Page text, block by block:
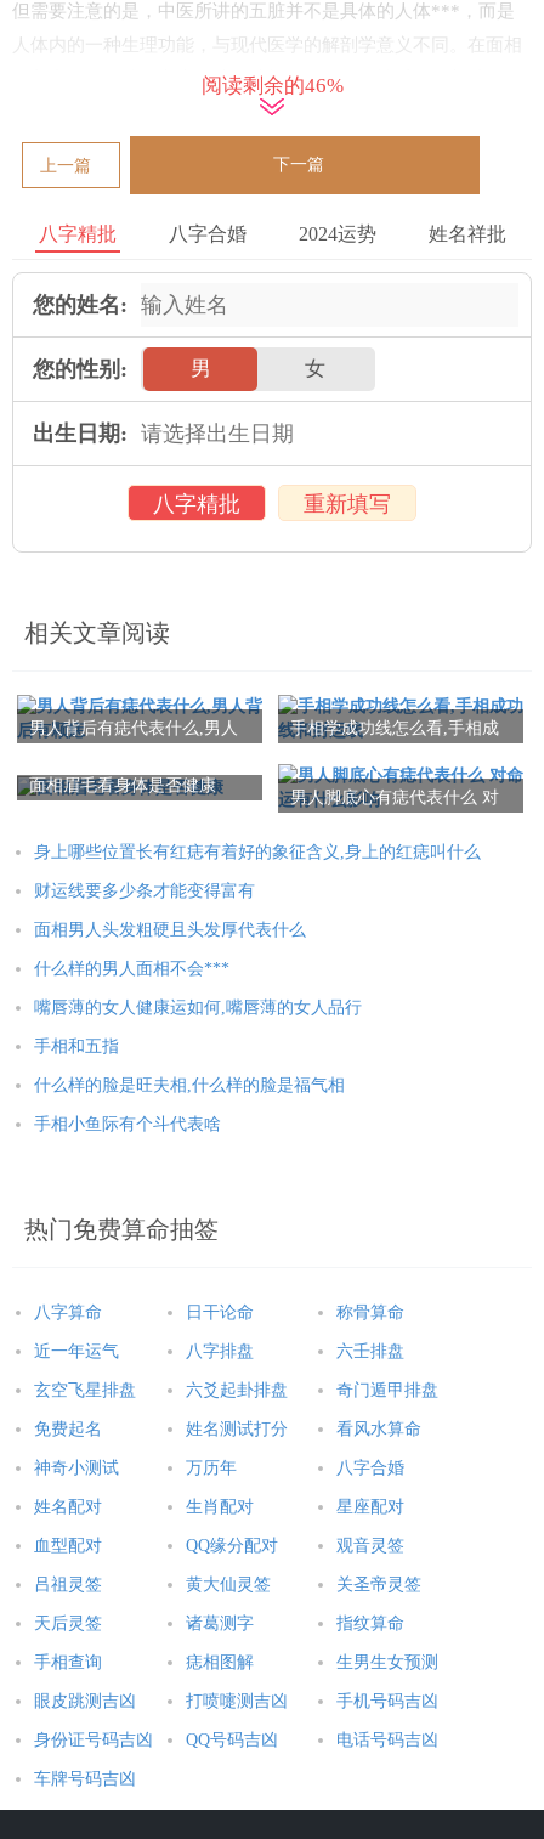
但需要注意的是，中医所讲的五脏并不是具体的人体***，而是
人体内的一种生理功能，与现代医学的解剖学意义不同。在面相
诊断中，需要综合考虑五脏的功能、五行的属性以及面相特征，
面相特征与五星六曜决断
重要手段之一。五星是指金、木、水、火、土五行的星形表现，
征，可以用五星六曜的阴阳平衡原则来进行针灸、按摩、药物治
疗等等，以达到治疗效果。
比如，脸色检查是面相五星六曜决断中的一种重要手段。脸色特
征的变化可以直接反应出人的身体状况和精神状况。健康脸色应
现了问题。而如果面色发黄，就说明肝部的功能异常等。中医可
除了脸色检查之外，面相五星六曜决断还可以通过舌苔、眼底血
特征都反映出了人体内在的阴阳失衡和疾病的具体病理过程。
结语
面相五星六曜和五星六曜决断是中医诊断方法中的重要手段，也
但需要注意的是，在进行面相诊断时，需要结合具体的病历，以
及其他检查手段，以达到更准确的诊断结果。
和科技的发展，探索出更加科学的医疗诊疗方法，更好地造福人
民。
阅读剩余的46%
上一篇 下一篇
八字精批 八字合婚 2024运势 姓名祥批
您的姓名:
您的性别: 男 女
出生日期:
八字精批 重新填写
相关文章阅读
男人背后有痣代表什么,男人
手相学成功线怎么看,手相成
面相眉毛看身体是否健康
男人脚底心有痣代表什么 对
身上哪些位置长有红痣有着好的象征含义,身上的红痣叫什么
财运线要多少条才能变得富有
面相男人头发粗硬且头发厚代表什么
什么样的男人面相不会***
嘴唇薄的女人健康运如何,嘴唇薄的女人品行
手相和五指
什么样的脸是旺夫相,什么样的脸是福气相
手相小鱼际有个斗代表啥
热门免费算命抽签
八字算命 日干论命 称骨算命
近一年运气 八字排盘 六壬排盘
玄空飞星排盘 六爻起卦排盘 奇门遁甲排盘
免费起名 姓名测试打分 看风水算命
神奇小测试 万历年 八字合婚
姓名配对 生肖配对 星座配对
血型配对 QQ缘分配对 观音灵签
吕祖灵签 黄大仙灵签 关圣帝灵签
天后灵签 诸葛测字 指纹算命
手相查询 痣相图解 生男生女预测
眼皮跳测吉凶 打喷嚏测吉凶 手机号码吉凶
身份证号码吉凶 QQ号码吉凶 电话号码吉凶
车牌号码吉凶